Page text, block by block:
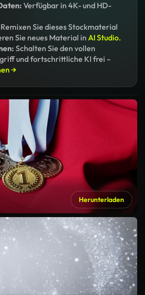
Verfügbar in 4K- und HD-
Remixen Sie dieses Stockmaterial
Sie neues Material in AI Studio.
Schalten Sie den vollen
und fortschrittliche KI frei –
→
Herunterladen